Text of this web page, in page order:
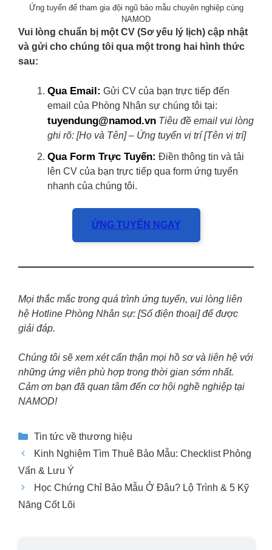
Ứng tuyển để tham gia đội ngũ bảo mẫu chuyên nghiệp cùng
NAMOD
Vui lòng chuẩn bị một CV (Sơ yếu lý lịch) cập nhật
và gửi cho chúng tôi qua một trong hai hình thức
sau:
Qua Email: Gửi CV của bạn trực tiếp đến
email của Phòng Nhân sự chúng tôi tại:
tuyendung@namod.vn Tiêu đề email vui lòng
ghi rõ: [Họ và Tên] – Ứng tuyển vị trí [Tên vị trí]
Qua Form Trực Tuyến: Điền thông tin và tải
lên CV của bạn trực tiếp qua form ứng tuyển
nhanh của chúng tôi.
ỨNG TUYỂN NGAY
Mọi thắc mắc trong quá trình ứng tuyển, vui lòng liên
hệ Hotline Phòng Nhân sự: [Số điện thoại] để được
giải đáp.
Chúng tôi sẽ xem xét cẩn thận mọi hồ sơ và liên hệ với
những ứng viên phù hợp trong thời gian sớm nhất.
Cảm ơn bạn đã quan tâm đến cơ hội nghề nghiệp tại
NAMOD!
Danh
mục
Tin tức về thương hiệu
Kinh Nghiệm Tìm Thuê Bảo Mẫu: Checklist Phỏng
Vấn & Lưu Ý
Học Chứng Chỉ Bảo Mẫu Ở Đâu? Lộ Trình & 5 Kỹ
Năng Cốt Lõi